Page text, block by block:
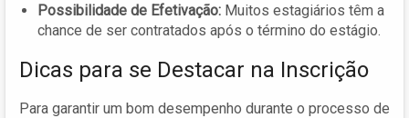
Possibilidade de Efetivação: Muitos estagiários têm a
chance de ser contratados após o término do estágio.
Dicas para se Destacar na Inscrição
Para garantir um bom desempenho durante o processo de